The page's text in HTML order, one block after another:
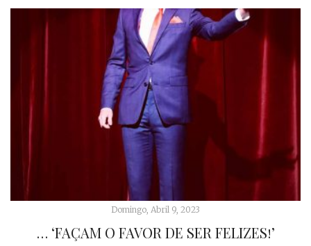
Domingo, Abril 9, 2023
… ‘FAÇAM O FAVOR DE SER FELIZES!’